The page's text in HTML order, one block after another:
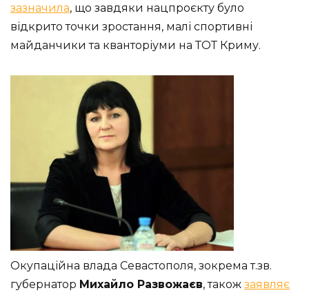
зазначила, що завдяки нацпроєкту було
відкрито точки зростання, малі спортивні
майданчики та кванторіуми на ТОТ Криму.
Окупаційна влада Севастополя, зокрема т.зв.
губернатор Михайло Развожаєв, також заявляє